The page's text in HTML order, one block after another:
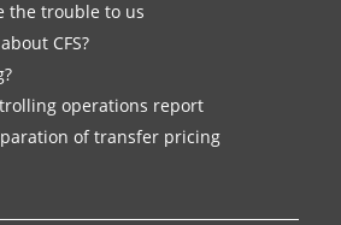
the trouble to us
CFS?
operations report
of transfer pricing